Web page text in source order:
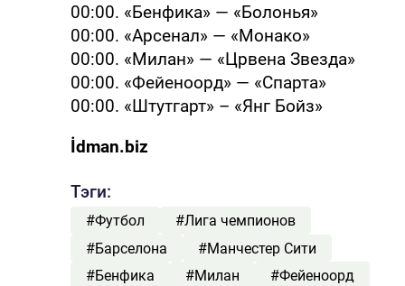
00:00. «Бенфика» — «Болонья»
00:00. «Арсенал» — «Монако»
00:00. «Милан» — «Црвена Звезда»
00:00. «Фейеноорд» — «Спарта»
00:00. «Штутгарт» – «Янг Бойз»
İdman.biz
Тэги:
#Футбол
#Лига чемпионов
#Барселона
#Манчестер Сити
#Бенфика
#Милан
#Фейеноорд